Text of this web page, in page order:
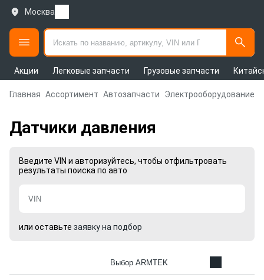
Москва
Акции Легковые запчасти Грузовые запчасти
Главная Ассортимент Автозапчасти Электрооборудование
Датчики давления
Введите VIN и авторизуйтесь, чтобы отфильтровать
результаты поиска по авто
или оставьте заявку на подбор
Выбор ARMTEK